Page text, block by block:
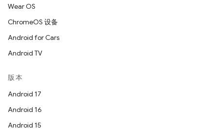
Wear OS
ChromeOS 设备
Android for Cars
Android TV
版本
Android 17
Android 16
Android 15